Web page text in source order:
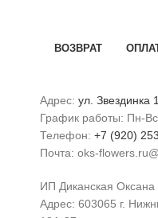
ВОЗВРАТ
Адрес: ул. Звездинка
График работы: Пн-
Телефон: +7 (920)
Почта: oks-
ИП Диканская
Адрес: 603065 г.